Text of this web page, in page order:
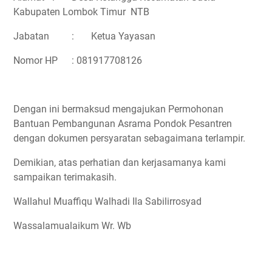
Kabupaten Lombok Timur NTB
Jabatan : Ketua Yayasan
Nomor HP : 081917708126
Dengan ini bermaksud mengajukan Permohonan
Bantuan Pembangunan Asrama Pondok Pesantren
dengan dokumen persyaratan sebagaimana terlampir.
Demikian, atas perhatian dan kerjasamanya kami
sampaikan terimakasih.
Wallahul Muaffiqu Walhadi Ila Sabilirrosyad
Wassalamualaikum Wr. Wb